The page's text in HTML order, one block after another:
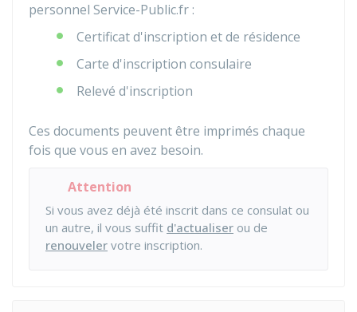
personnel Service-Public.fr :
Certificat d'inscription et de résidence
Carte d'inscription consulaire
Relevé d'inscription
Ces documents peuvent être imprimés chaque
fois que vous en avez besoin.
Attention
Si vous avez déjà été inscrit dans ce consulat ou
un autre, il vous suffit d'actualiser ou de
renouveler votre inscription.